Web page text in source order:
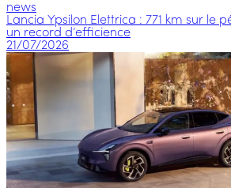
news
Lancia Ypsilon Elettrica : 771 km sur le
un record d’efficience
21/07/2026